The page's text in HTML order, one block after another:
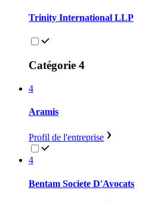
Trinity International LLP
Catégorie 4
4
Aramis
Profil de l'entreprise
4
Bentam Societe D'Avocats